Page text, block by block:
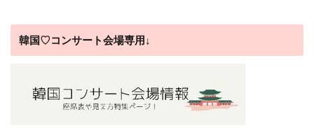
韓国♡コンサート会場専用↓